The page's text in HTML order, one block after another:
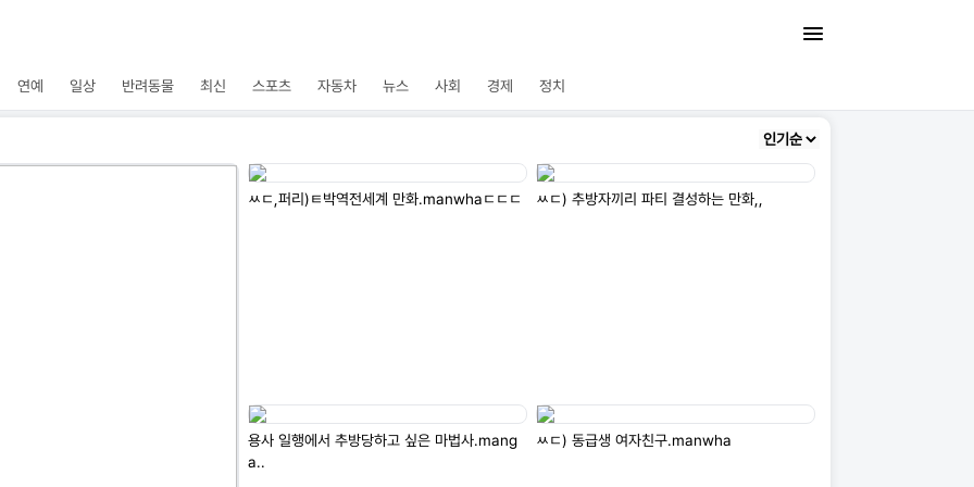
연예 일상 반려동물 최신 스포츠 자동차 뉴스 사회 경제 정치
ㅆㄷ,퍼리)ㅌ박역전세계 만화.manwhaㄷㄷㄷ ㅆㄷ) 추방자끼리 파티 결성하는 만화,,
용사 일행에서 추방당하고 싶은 마법사.mang
a..
ㅆㄷ) 동급생 여자친구.manwha